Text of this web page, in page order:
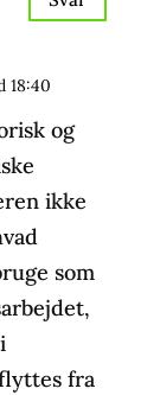
18:40
og
ikke
som
fra